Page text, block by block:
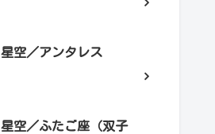
星空／アンタレス
星空／ふたご座（双子